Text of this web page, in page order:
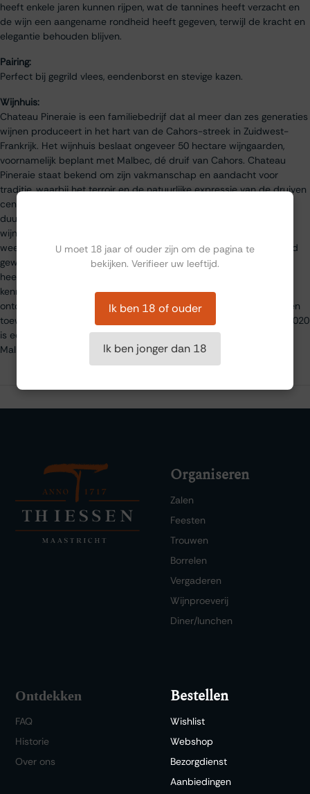
heeft enkele jaren kunnen rijpen, wat de tannines heeft verzacht en
de wijn een aangename rondheid heeft gegeven, terwijl de kracht en
elegantie behouden blijven.
Pairing:
Perfect bij gegrild vlees, eendenborst en stevige kazen.
Wijnhuis:
Chateau Pineraie is een familiebedrijf dat al meer dan zes generaties
wijnen produceert in het hart van de Cahors-streek in Zuidwest-
Frankrijk. Het wijnhuis beslaat ongeveer 50 hectare wijngaarden,
voornamelijk beplant met Malbec, dé druif van Cahors. Chateau
Pineraie staat bekend om zijn vakmanschap en aandacht voor
traditie, waarbij het terroir en de natuurlijke expressie van de druiven
centraal staan in het productieproces. Het domein werkt met
duurzame landbouwmethoden en streeft ernaar om authentieke
wijnen te creëren die het unieke karakter van de Cahors-regio
weerspiegelen. De wijnen van Chateau Pineraie worden wereldwijd
gewaardeerd voor hun diepgang en complexiteit, en het wijnhuis
heeft verschillende onderscheidingen ontvangen voor zijn
kenmerkende Cahors-wijnen. Bezoekers kunnen het wijnhuis
ontdekken via rondleidingen en proeverijen, waarbij ze de passie en
toewijding van de familie achter elke fles ervaren. L'Authentique 2020
is een uitstekende representatie van de krachtige, karaktervolle
Malbec-wijnen waarvoor Cahors beroemd is.
Organiseren
Zalen
Feesten
Trouwen
Borrelen
Vergaderen
Wijnproeverij
Diner/lunchen
Ontdekken
FAQ
Historie
Over ons
Bestellen
Wishlist
Webshop
Bezorgdienst
Aanbiedingen
U moet 18 jaar of ouder zijn om de pagina te
bekijken. Verifieer uw leeftijd.
Ik ben 18 of ouder
Ik ben jonger dan 18